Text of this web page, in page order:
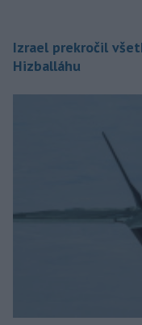
Izrael prekročil
Hizballáhu